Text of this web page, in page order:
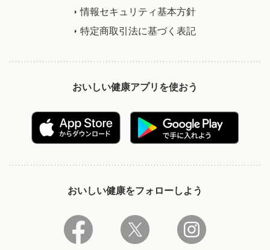
情報セキュリティ基本方針
特定商取引法に基づく表記
おいしい健康アプリを使おう
おいしい健康をフォローしよう